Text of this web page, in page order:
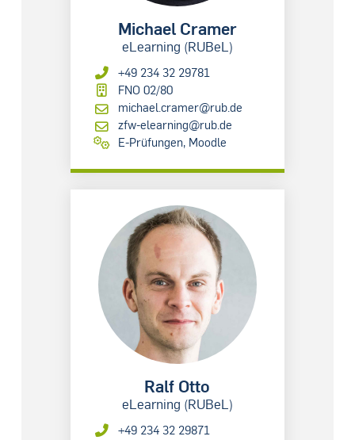
Michael Cramer
eLearning (RUBeL)
+49 234 32 29781
FNO 02/80
michael.cramer@rub.de
zfw-elearning@rub.de
E-Prüfungen, Moodle
Ralf Otto
eLearning (RUBeL)
+49 234 32 29871